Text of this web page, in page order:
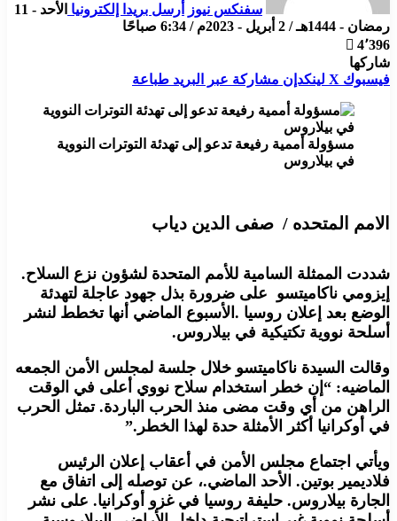
سفنكس نيوز أرسل بريدا إلكترونيا
الأحد - 11
رمضان - 1444هـ / 2 أبريل - 2023م / 6:34 صباحًا
4٬396
شاركها
فيسبوك X لينكدإن مشاركة عبر البريد طباعة
مسؤولة أممية رفيعة تدعو إلى تهدئة التوترات النووية
في بيلاروس
الامم المتحده / صفى الدين دياب
شددت الممثلة السامية للأمم المتحدة لشؤون نزع السلاح.
إيزومي ناكاميتسو على ضرورة بذل جهود عاجلة لتهدئة
الوضع بعد إعلان روسيا .الأسبوع الماضي أنها تخطط لنشر
أسلحة نووية تكتيكية في بيلاروس.
وقالت السيدة ناكاميتسو خلال جلسة لمجلس الأمن الجمعه
الماضيه: “إن خطر استخدام سلاح نووي أعلى في الوقت
الراهن من أي وقت مضى منذ الحرب الباردة. تمثل الحرب
في أوكرانيا أكثر الأمثلة حدة لهذا الخطر.”
ويأتي اجتماع مجلس الأمن في أعقاب إعلان الرئيس
فلاديمير بوتين. الأحد الماضي.، عن توصله إلى اتفاق مع
الجارة بيلاروس. حليفة روسيا في غزو أوكرانيا. على نشر